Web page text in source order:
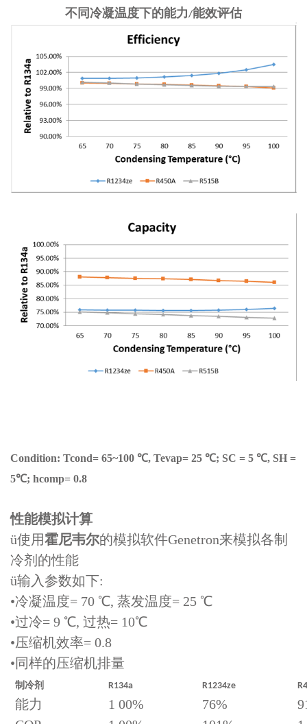
不同冷凝温度下的能力/能效评估
Condition: Tcond= 65~100 ℃, Tevap= 25 ℃; SC = 5 ℃, SH =
5℃; hcomp= 0.8
性能模拟计算
ü使用霍尼韦尔的模拟软件Genetron来模拟各制
冷剂的性能
ü输入参数如下:
•冷凝温度= 70 ℃, 蒸发温度= 25 ℃
•过冷= 9 ℃, 过热= 10℃
•压缩机效率= 0.8
•同样的压缩机排量
制冷剂 R134a R1234ze
能力 1 00% 76%